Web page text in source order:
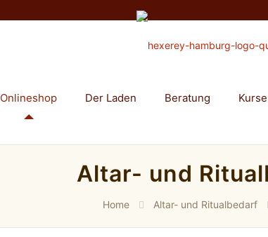
Onlineshop Der Laden Beratung Kurse
Altar- und
Home Altar- und Ritualbedarf